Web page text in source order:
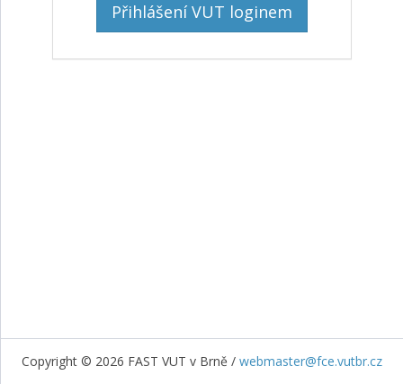
Přihlášení VUT loginem
Copyright © 2026 FAST VUT v Brně / webmaster@fce.vutbr.cz